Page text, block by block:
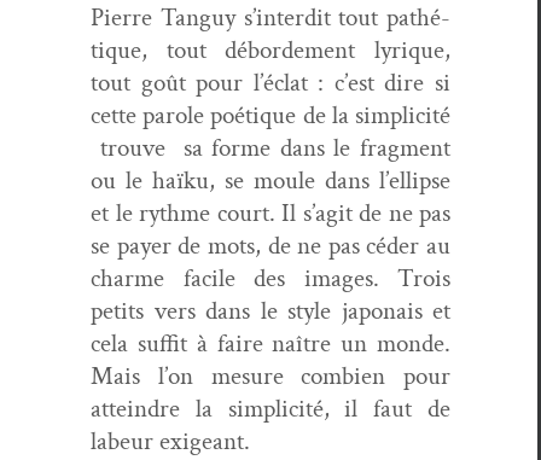
Pierre Tan­guy s’interdit tout pathé­
tique, tout débor­de­ment lyrique,
tout goût pour l’éclat : c’est dire si
cette parole poé­tique de la sim­plic­ité
trou­ve sa forme dans le frag­ment
ou le haïku, se moule dans l’ellipse
et le rythme court. Il s’agit de ne pas
se pay­er de mots, de ne pas céder au
charme facile des images. Trois
petits vers dans le style japon­ais et
cela suf­fit à faire naître un monde.
Mais l’on mesure com­bi­en pour
attein­dre la sim­plic­ité, il faut de
labeur exigeant.